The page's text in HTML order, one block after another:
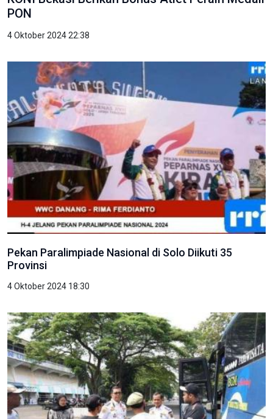
PON
4 Oktober 2024 22:38
Pekan Paralimpiade Nasional di Solo Diikuti 35
Provinsi
4 Oktober 2024 18:30